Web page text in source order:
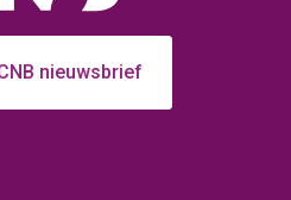
nieuwsbrief